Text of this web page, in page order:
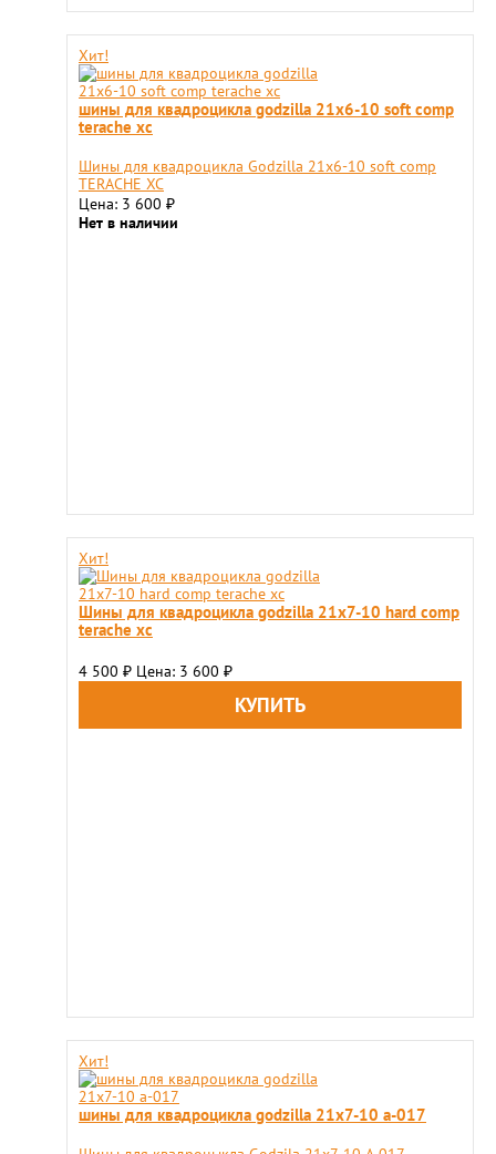
Хит!
шины для квадроцикла godzilla 21х6-10 soft comp
terache xc
Шины для квадроцикла Godzilla 21х6-10 soft comp
TERACHE XC
Цена: 3 600 ₽
Нет в наличии
Хит!
Шины для квадроцикла godzilla 21х7-10 hard comp
terache xc
4 500 ₽ Цена: 3 600 ₽
Хит!
шины для квадроцикла godzilla 21х7-10 а-017